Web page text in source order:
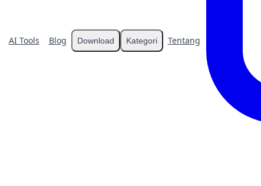
AI Tools Blog Download Kategori Tentang